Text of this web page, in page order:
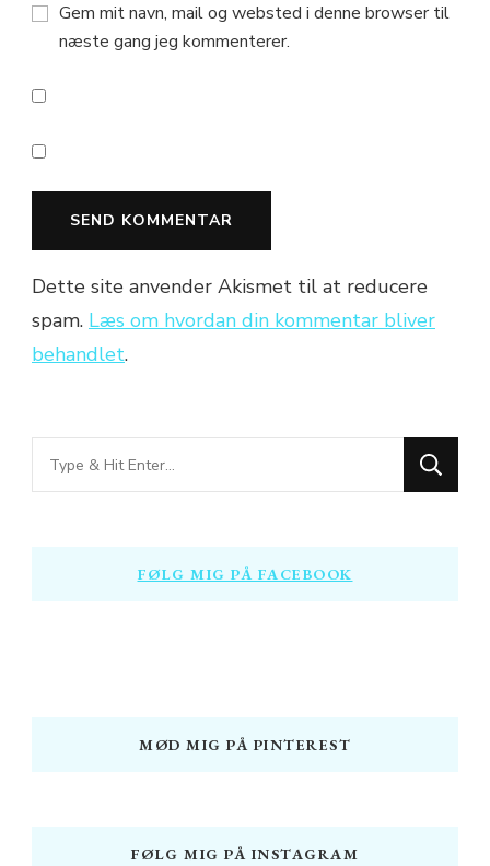
Gem mit navn, mail og websted i denne browser til
næste gang jeg kommenterer.
Dette site anvender Akismet til at reducere
spam. Læs om hvordan din kommentar bliver
behandlet.
Looking
for
FØLG MIG PÅ FACEBOOK
MØD MIG PÅ PINTEREST
FØLG MIG PÅ INSTAGRAM